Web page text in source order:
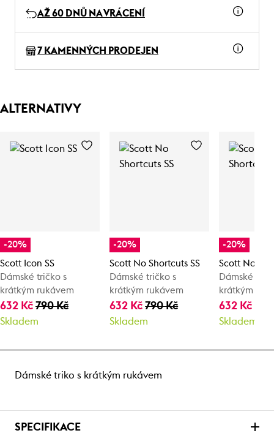
AŽ 60 DNŮ NA VRÁCENÍ
7 KAMENNÝCH PRODEJEN
ALTERNATIVY
-20%
Scott Icon SS
Dámské tričko s
krátkým rukávem
632 Kč 790 Kč
Skladem
-20%
Scott No Shortcuts SS
Dámské tričko s
krátkým rukávem
632 Kč790 Kč
Skladem
-20%
Scott No
Dámské
krátkým
632 Kč
Skladem
Dámské triko s krátkým rukávem
SPECIFIKACE